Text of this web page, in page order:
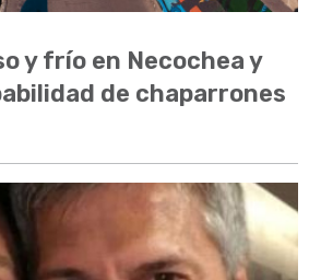
y frío en Necochea y
de chaparrones